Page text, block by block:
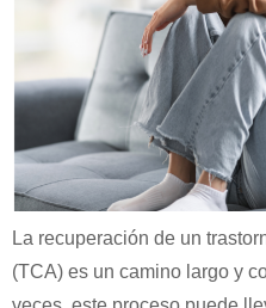
La recuperación de un
(TCA) es un camino largo y